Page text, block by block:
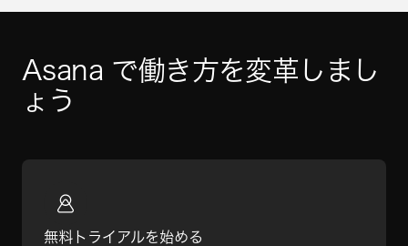
Asana で働き方を変革しまし
ょう
無料トライアルを始める